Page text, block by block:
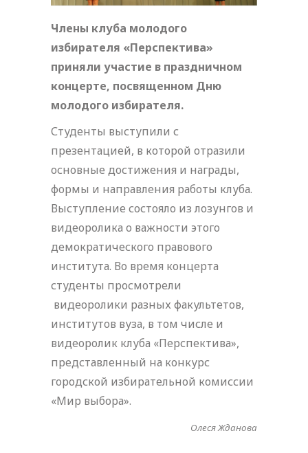
Члены клуба молодого
избирателя «Перспектива»
приняли участие в праздничном
концерте, посвященном Дню
молодого избирателя.
Студенты выступили с
презентацией, в которой отразили
основные достижения и награды,
формы и направления работы клуба.
Выступление состояло из лозунгов и
видеоролика о важности этого
демократического правового
института. Во время концерта
студенты просмотрели
видеоролики разных факультетов,
институтов вуза, в том числе и
видеоролик клуба «Перспектива»,
представленный на конкурс
городской избирательной комиссии
«Мир выбора».
Олеся Жданова